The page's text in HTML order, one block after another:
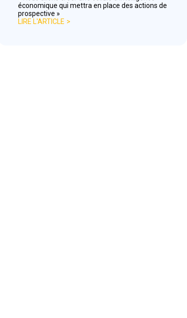
économique qui mettra en place des actions de
prospective »
LIRE L'ARTICLE